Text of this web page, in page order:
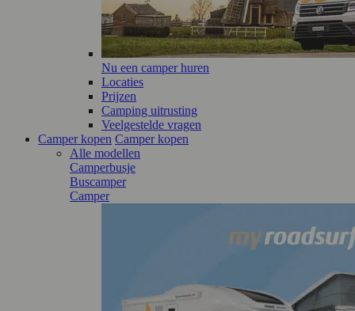
Nu een camper huren
Locaties
Prijzen
Camping uitrusting
Veelgestelde vragen
Camper kopen Camper kopen
Alle modellen
Camperbusje
Buscamper
Camper